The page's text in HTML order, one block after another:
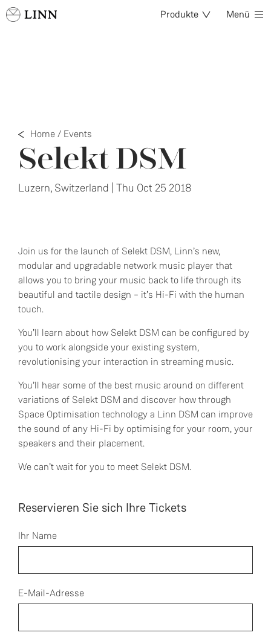
Produkte Menü
Home / Events
Selekt DSM
Luzern, Switzerland | Thu Oct 25 2018
Join us for the launch of Selekt DSM, Linn’s new,
modular and upgradable network music player that
allows you to bring your music back to life through its
beautiful and tactile design – it’s Hi-Fi with the human
touch.
You’ll learn about how Selekt DSM can be configured by
you to work alongside your existing system,
revolutionising your interaction in streaming music.
You’ll hear some of the best music around on different
variations of Selekt DSM and discover how through
Space Optimisation technology a Linn DSM can improve
the sound of any Hi-Fi by optimising for your room, your
speakers and their placement.
We can’t wait for you to meet Selekt DSM.
Reservieren Sie sich Ihre Tickets
Ihr Name
E-Mail-Adresse